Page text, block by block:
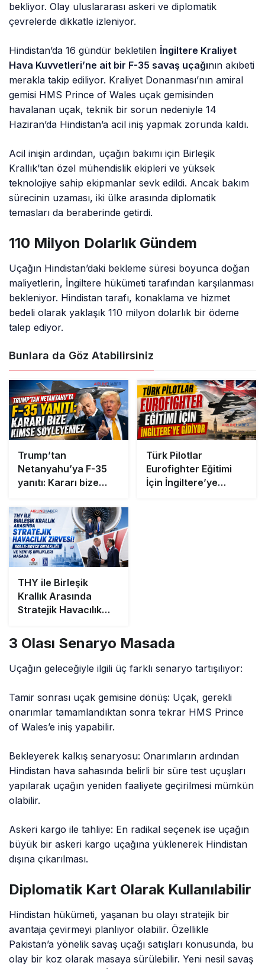
bekliyor. Olay uluslararası askeri ve diplomatik
çevrelerde dikkatle izleniyor.
Hindistan’da 16 gündür bekletilen İngiltere Kraliyet
Hava Kuvvetleri’ne ait bir F-35 savaş uçağının akıbeti
merakla takip ediliyor. Kraliyet Donanması’nın amiral
gemisi HMS Prince of Wales uçak gemisinden
havalanan uçak, teknik bir sorun nedeniyle 14
Haziran’da Hindistan’a acil iniş yapmak zorunda kaldı.
Acil inişin ardından, uçağın bakımı için Birleşik
Krallık’tan özel mühendislik ekipleri ve yüksek
teknolojiye sahip ekipmanlar sevk edildi. Ancak bakım
sürecinin uzaması, iki ülke arasında diplomatik
temasları da beraberinde getirdi.
110 Milyon Dolarlık Gündem
Uçağın Hindistan’daki bekleme süresi boyunca doğan
maliyetlerin, İngiltere hükümeti tarafından karşılanması
bekleniyor. Hindistan tarafı, konaklama ve hizmet
bedeli olarak yaklaşık 110 milyon dolarlık bir ödeme
talep ediyor.
Bunlara da Göz Atabilirsiniz
Trump’tan
Netanyahu’ya F-35
yanıtı: Kararı bize
Türk Pilotlar
Eurofighter Eğitimi
İçin İngiltere’ye
THY ile Birleşik
Krallık Arasında
Stratejik Havacılık
Ortaklığı ve Yeni İş
Birlikleri Masada
3 Olası Senaryo Masada
Uçağın geleceğiyle ilgili üç farklı senaryo tartışılıyor:
Tamir sonrası uçak gemisine dönüş: Uçak, gerekli
onarımlar tamamlandıktan sonra tekrar HMS Prince
of Wales’e iniş yapabilir.
Bekleyerek kalkış senaryosu: Onarımların ardından
Hindistan hava sahasında belirli bir süre test uçuşları
yapılarak uçağın yeniden faaliyete geçirilmesi mümkün
olabilir.
Askeri kargo ile tahliye: En radikal seçenek ise uçağın
büyük bir askeri kargo uçağına yüklenerek Hindistan
dışına çıkarılması.
Diplomatik Kart Olarak Kullanılabilir
Hindistan hükümeti, yaşanan bu olayı stratejik bir
avantaja çevirmeyi planlıyor olabilir. Özellikle
Pakistan’a yönelik savaş uçağı satışları konusunda, bu
olay bir koz olarak masaya sürülebilir. Yeni nesil savaş